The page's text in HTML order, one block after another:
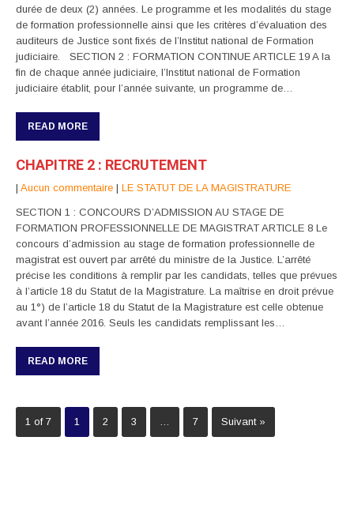
durée de deux (2) années. Le programme et les modalités du stage
de formation professionnelle ainsi que les critères d’évaluation des
auditeurs de Justice sont fixés de l’Institut national de Formation
judiciaire. SECTION 2 : FORMATION CONTINUE ARTICLE 19 A la
fin de chaque année judiciaire, l’Institut national de Formation
judiciaire établit, pour l’année suivante, un programme de…
READ MORE
CHAPITRE 2 : RECRUTEMENT
| Aucun commentaire | LE STATUT DE LA MAGISTRATURE
SECTION 1 : CONCOURS D’ADMISSION AU STAGE DE
FORMATION PROFESSIONNELLE DE MAGISTRAT ARTICLE 8 Le
concours d’admission au stage de formation professionnelle de
magistrat est ouvert par arrêté du ministre de la Justice. L’arrêté
précise les conditions à remplir par les candidats, telles que prévues
à l’article 18 du Statut de la Magistrature. La maîtrise en droit prévue
au 1°) de l’article 18 du Statut de la Magistrature est celle obtenue
avant l’année 2016. Seuls les candidats remplissant les…
READ MORE
1 of 7 1 2 3 7 Suivant »